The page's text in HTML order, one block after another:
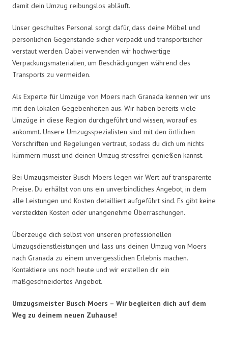
damit dein Umzug reibungslos abläuft.
Unser geschultes Personal sorgt dafür, dass deine Möbel und
persönlichen Gegenstände sicher verpackt und transportsicher
verstaut werden. Dabei verwenden wir hochwertige
Verpackungsmaterialien, um Beschädigungen während des
Transports zu vermeiden.
Als Experte für Umzüge von Moers nach Granada kennen wir uns
mit den lokalen Gegebenheiten aus. Wir haben bereits viele
Umzüge in diese Region durchgeführt und wissen, worauf es
ankommt. Unsere Umzugsspezialisten sind mit den örtlichen
Vorschriften und Regelungen vertraut, sodass du dich um nichts
kümmern musst und deinen Umzug stressfrei genießen kannst.
Bei Umzugsmeister Busch Moers legen wir Wert auf transparente
Preise. Du erhältst von uns ein unverbindliches Angebot, in dem
alle Leistungen und Kosten detailliert aufgeführt sind. Es gibt keine
versteckten Kosten oder unangenehme Überraschungen.
Überzeuge dich selbst von unseren professionellen
Umzugsdienstleistungen und lass uns deinen Umzug von Moers
nach Granada zu einem unvergesslichen Erlebnis machen.
Kontaktiere uns noch heute und wir erstellen dir ein
maßgeschneidertes Angebot.
Umzugsmeister Busch Moers – Wir begleiten dich auf dem
Weg zu deinem neuen Zuhause!